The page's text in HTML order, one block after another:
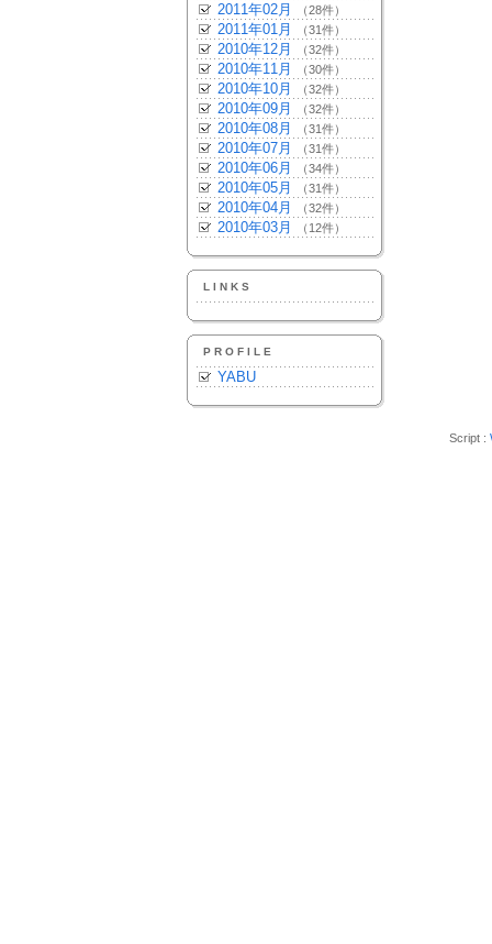
2011年02月 （28件）
2011年01月 （31件）
2010年12月 （32件）
2010年11月 （30件）
2010年10月 （32件）
2010年09月 （32件）
2010年08月 （31件）
2010年07月 （31件）
2010年06月 （34件）
2010年05月 （31件）
2010年04月 （32件）
2010年03月 （12件）
LINKS
PROFILE
YABU
Script :